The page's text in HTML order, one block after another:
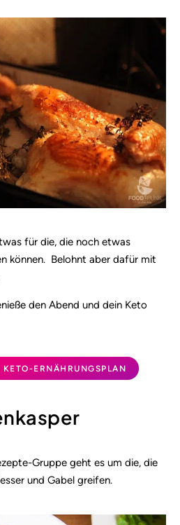
für die, die noch etwas
können. Belohnt aber dafür mit
den Abend und dein Keto
ERNÄHRUNGSPLAN
Gruppe geht es um die, die
und Gabel greifen.